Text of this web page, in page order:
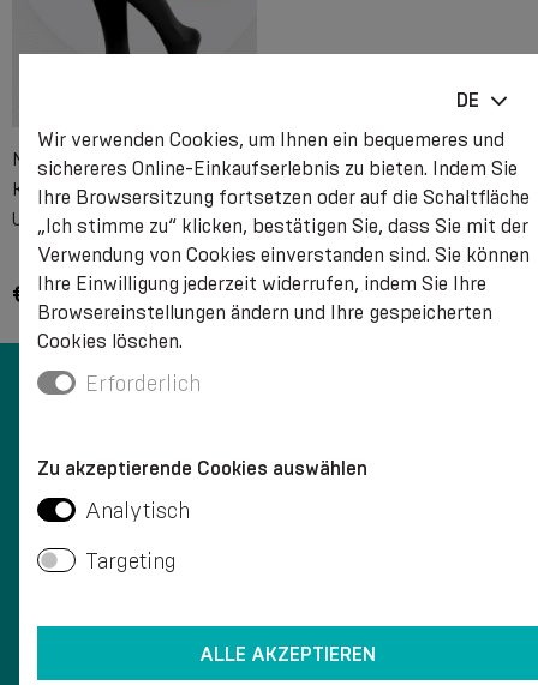
Medizinische
Kompressionskniestrümpfe,
Unisex. LUX 2.0
€ 29.05 - € 32.18
DE
Wir verwenden Cookies, um Ihnen ein bequemeres und
sichereres Online-Einkaufserlebnis zu bieten. Indem Sie
Ihre Browsersitzung fortsetzen oder auf die Schaltfläche
„Ich stimme zu“ klicken, bestätigen Sie, dass Sie mit der
Verwendung von Cookies einverstanden sind. Sie können
Ihre Einwilligung jederzeit widerrufen, indem Sie Ihre
Browsereinstellungen ändern und Ihre gespeicherten
Cookies löschen.
Erforderlich
Zu akzeptierende Cookies auswählen
Analytisch
Targeting
ALLE AKZEPTIEREN